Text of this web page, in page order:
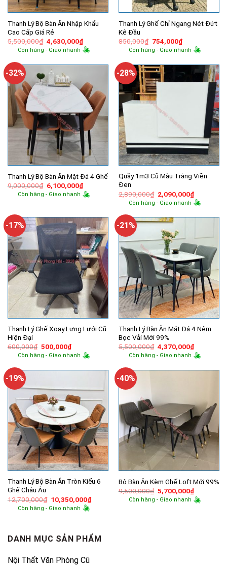
Thanh Lý Bộ Bàn Ăn Nhập Khẩu
Cao Cấp Giá Rẻ
5,500,000₫ Giá
gốc
là:
4,630,000₫Giá
hiện
tại
4,630,000₫.
Còn hàng - Giao nhanh
Thanh Lý Ghế Chỉ Ngang Nét Đứt
Kê Đầu
850,000₫ Giá
gốc
là:
754,000₫Giá
hiện
tại
754,000₫.
Còn hàng - Giao nhanh
-32%
Thanh Lý Bộ Bàn Ăn Mặt Đá 4 Ghế
9,000,000₫ Giá
gốc
là:
6,100,000₫Giá
hiện
tại
Còn hàng - Giao nhanh
-28%
Quầy 1m3 Cũ Màu Trắng Viền
Đen
2,890,000₫ Giá
gốc
là:
2,090,000₫Giá
hiện
tại
Còn hàng - Giao nhanh
-17%
Thanh Lý Ghế Xoay Lưng Lưới Cũ
Hiện Đại
600,000₫ Giá
gốc
là:
500,000₫Giá
hiện
tại
500,000₫.
Còn hàng - Giao nhanh
-21%
Thanh Lý Bàn Ăn Mặt Đá 4 Nệm
Bọc Vải Mới 99%
5,500,000₫ Giá
gốc
là:
4,370,000₫Giá
hiện
tại
Còn hàng - Giao nhanh
-19%
Thanh Lý Bộ Bàn Ăn Tròn Kiểu 6
Ghế Châu Âu
12,700,000₫ Giá
gốc
là:
10,350,000₫Giá
hiện
Còn hàng - Giao nhanh
-40%
Bộ Bàn Ăn Kèm Ghế Loft Mới 99%
9,500,000₫ Giá
gốc
là:
5,700,000₫Giá
hiện
tại
Còn hàng - Giao nhanh
DANH MỤC SẢN PHẨM
Nội Thất Văn Phòng Cũ